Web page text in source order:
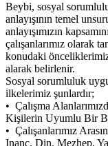
Beybi, sosyal
anlayışının temel
anlayışımızın
çalışanlarımız olarak
konudaki
alarak belirlenir.
Sosyal sorumluluk
ilkelerimiz şunlardır;
• Çalışma
Kişilerin Uyumlu Bir
• Çalışanlarımız
Inanç, Din, Mezhep,